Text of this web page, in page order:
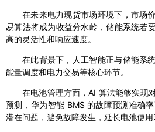
在未来电力现货市场环境下，市场
易算法将成为收益分水岭，储能系统若
高的灵活性和响应速度。
在此背景下，人工智能正与储能系
能量调度和电力交易等核心环节。
在电池管理方面，AI 算法能够实现
预测，华为智能 BMS 的故障预测准确
潜在问题，避免故障发生，延长电池使用